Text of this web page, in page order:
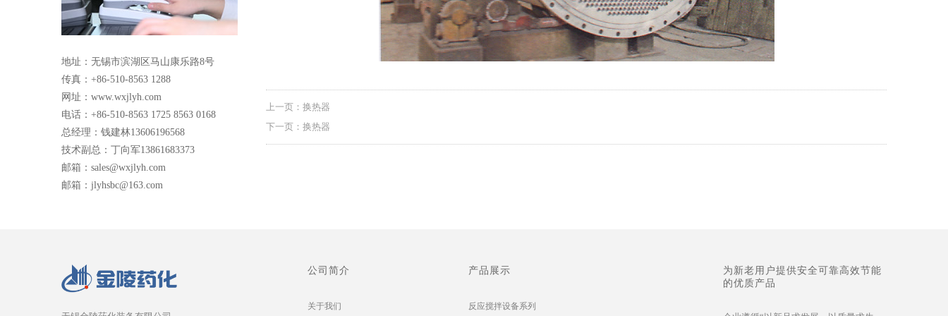
地址：无锡市滨湖区马山康乐路8号
传真：+86-510-8563 1288
网址：www.wxjlyh.com
电话：+86-510-8563 1725 8563 0168
总经理：钱建林13606196568
技术副总：丁向军13861683373
邮箱：sales@wxjlyh.com
邮箱：jlyhsbc@163.com
上一页：换热器
下一页：换热器
公司简介
关于我们
产品展示
反应搅拌设备系列
为新老用户提供安全可靠高效节能
的优质产品